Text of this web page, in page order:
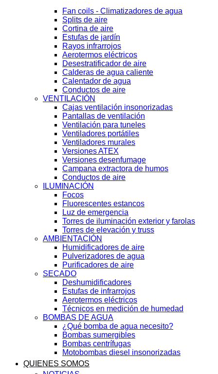
Fan coils - Climatizadores de agua
Splits de aire
Cortina de aire
Estufas de jardín
Rayos infrarrojos
Aerotermos eléctricos
Desestratificador de aire
Calderas de agua caliente
Calentador de agua
Conductos de aire
VENTILACIÓN
Cajas ventilación insonorizadas
Pantallas de ventilación
Ventilación para tuneles
Ventiladores portátiles
Ventiladores murales
Versiones ATEX
Versiones desenfumage
Campana extractora de humos
Conductos de aire
ILUMINACIÓN
Focos
Fluorescentes estancos
Luz de emergencia
Torres de iluminación exterior y farolas
Torres de elevación y truss
AMBIENTACIÓN
Humidificadores de aire
Pulverizadores de agua
Purificadores de aire
SECADO
Deshumidificadores
Estufas de infrarrojos
Aerotermos eléctricos
Técnicos en medición de humedad
BOMBAS DE AGUA
¿Qué bomba de agua necesito?
Bombas sumergibles
Bombas centrífugas
Motobombas diesel insonorizadas
QUIENES SOMOS